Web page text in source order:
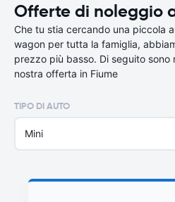
Offerte di noleggio
Che tu stia cercando una piccola
wagon per tutta la famiglia,
prezzo più basso. Di seguito
nostra offerta in Fiume
TIPO DI AUTO
Mini